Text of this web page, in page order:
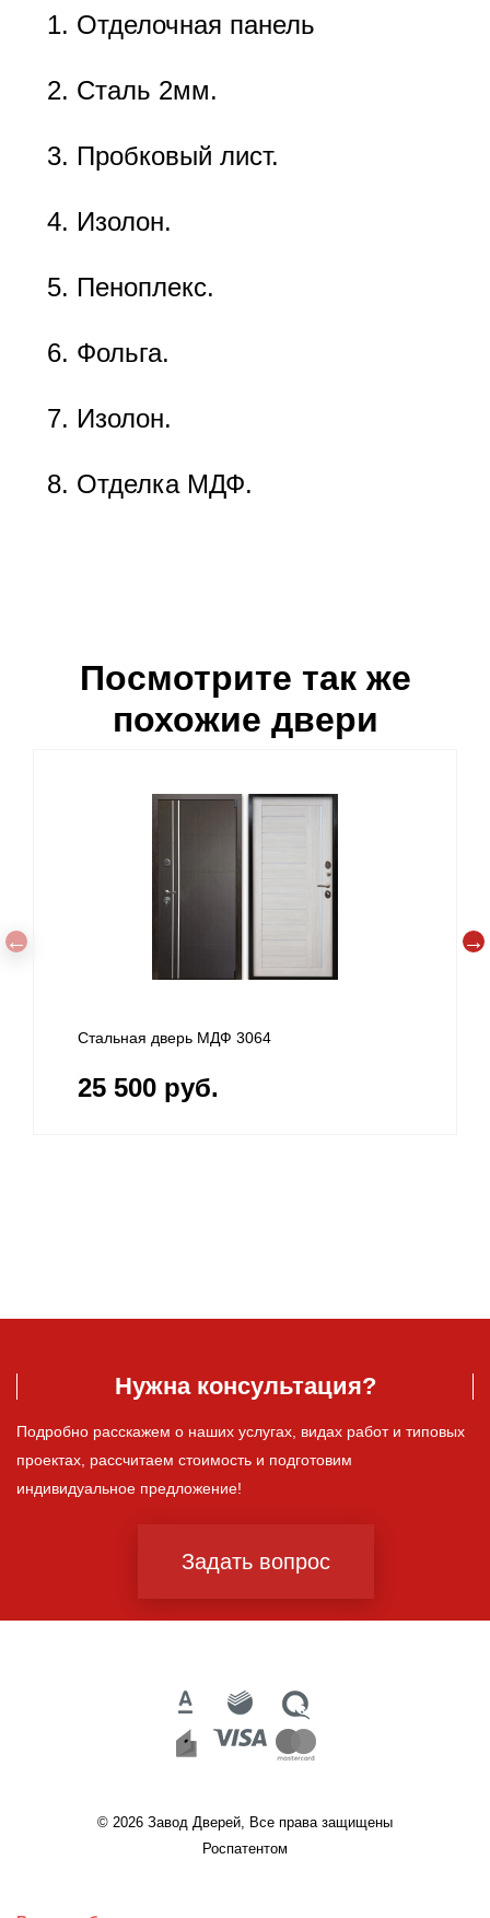
Отделочная панель
Сталь 2мм.
Пробковый лист.
Изолон.
Пеноплекс.
Фольга.
Изолон.
Отделка МДФ.
Посмотрите так же
похожие двери
Стальная дверь МДФ 3064
25 500 руб.
Нужна консультация?
Подробно расскажем о наших услугах, видах работ и типовых
проектах, рассчитаем стоимость и подготовим
индивидуальное предложение!
Задать вопрос
© 2026 Завод Дверей, Все права защищены
Роспатентом